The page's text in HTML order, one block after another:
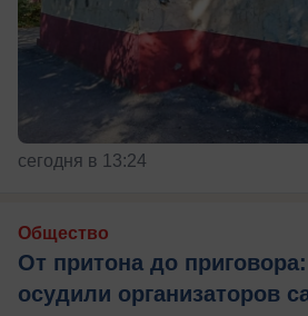
сегодня в 13:24
Общество
От притона до
осудили организаторов